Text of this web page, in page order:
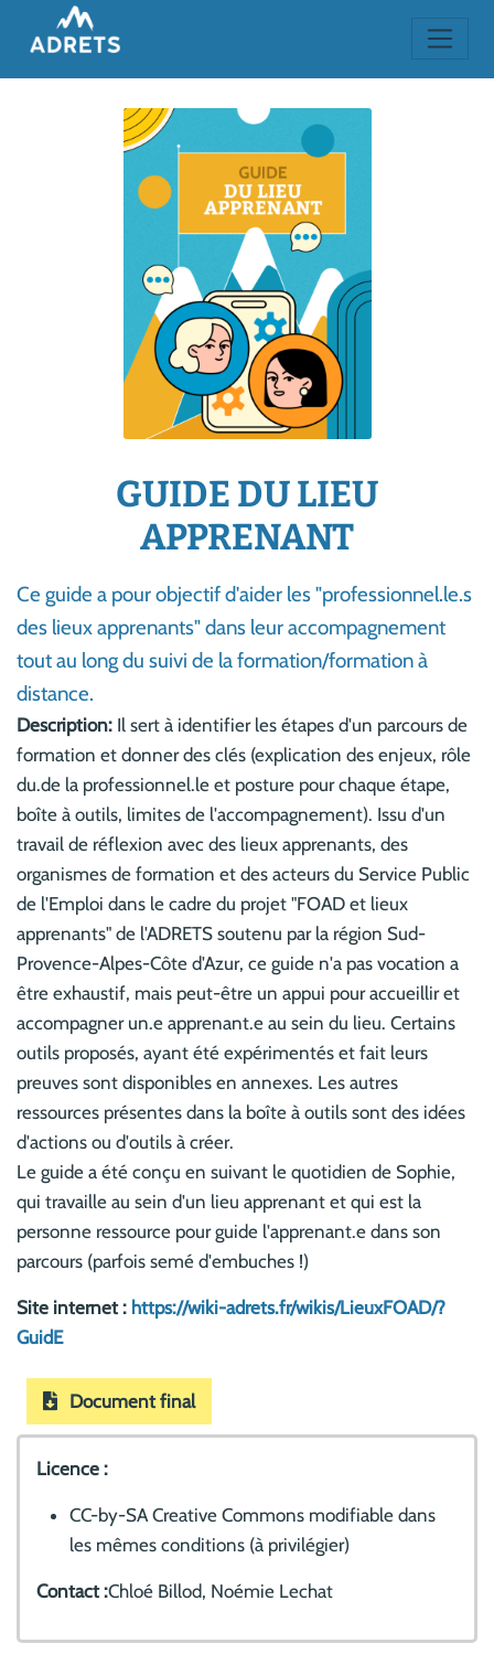
GUIDE DU LIEU
APPRENANT
Ce guide a pour objectif d'aider les "professionnel.le.s
des lieux apprenants" dans leur accompagnement
tout au long du suivi de la formation/formation à
distance.
Description: Il sert à identifier les étapes d'un parcours de
formation et donner des clés (explication des enjeux, rôle
du.de la professionnel.le et posture pour chaque étape,
boîte à outils, limites de l'accompagnement). Issu d'un
travail de réflexion avec des lieux apprenants, des
organismes de formation et des acteurs du Service Public
de l'Emploi dans le cadre du projet "FOAD et lieux
apprenants" de l'ADRETS soutenu par la région Sud-
Provence-Alpes-Côte d'Azur, ce guide n'a pas vocation a
être exhaustif, mais peut-être un appui pour accueillir et
accompagner un.e apprenant.e au sein du lieu. Certains
outils proposés, ayant été expérimentés et fait leurs
preuves sont disponibles en annexes. Les autres
ressources présentes dans la boîte à outils sont des idées
d'actions ou d'outils à créer.
Le guide a été conçu en suivant le quotidien de Sophie,
qui travaille au sein d'un lieu apprenant et qui est la
personne ressource pour guide l'apprenant.e dans son
parcours (parfois semé d'embuches !)
Site internet : https://wiki-adrets.fr/wikis/LieuxFOAD/?
GuidE
Document final
Licence :
CC-by-SA Creative Commons modifiable dans
les mêmes conditions (à privilégier)
Contact :Chloé Billod, Noémie Lechat